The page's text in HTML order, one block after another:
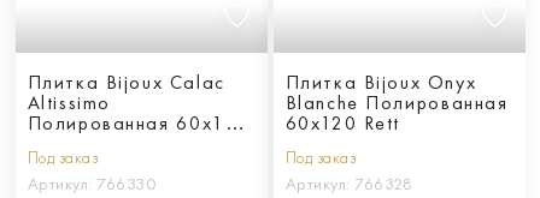
Плитка Bijoux Calac
Altissimo
Полированная 60x120
Под заказ
Артикул: 766330
Плитка Bijoux Onyx
Blanche Полированная
60x120 Rett
Под заказ
Артикул: 766328